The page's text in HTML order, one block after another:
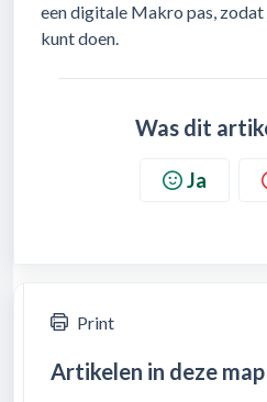
een digitale Makro pas,
kunt doen.
Was dit
Ja
Print
Artikelen in deze map